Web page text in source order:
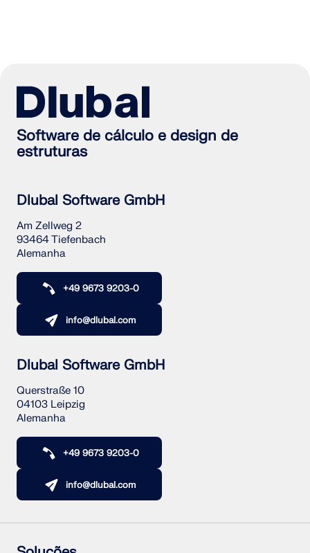
Software de cálculo e design de
estruturas
Dlubal Software GmbH
Am Zellweg 2
93464 Tiefenbach
Alemanha
+49 9673 9203-0
info@dlubal.com
Dlubal Software GmbH
Querstraße 10
04103 Leipzig
Alemanha
+49 9673 9203-0
info@dlubal.com